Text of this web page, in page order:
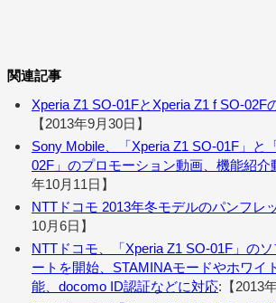
関連記事
Xperia Z1 SO-01FとXperia Z1 f SO-02F
【2013年9月30日】
Sony Mobile、「Xperia Z1 SO-01F」と
02F」のプロモーション動画、機能紹介
年10月11日】
NTTドコモ 2013年冬モデルのパンフレ
10月6日】
NTTドコモ、「Xperia Z1 SO-01F」の
ートを開始、STAMINAモードやホワイ
能、docomo ID認証などに対応:【2013